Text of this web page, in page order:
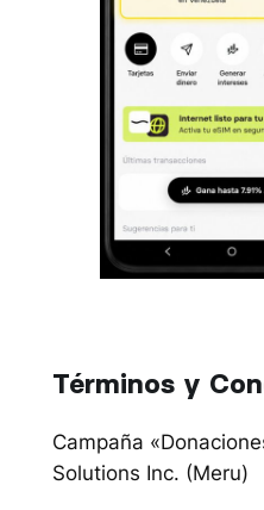
Términos y
Campaña
Solutions Inc. (Meru)